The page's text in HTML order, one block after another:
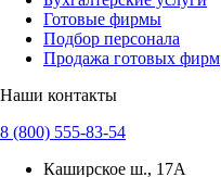
Готовые фирмы
Подбор персонала
Продажа готовых фирм
Наши контакты
8 (800) 555-83-54
Каширское ш., 17А